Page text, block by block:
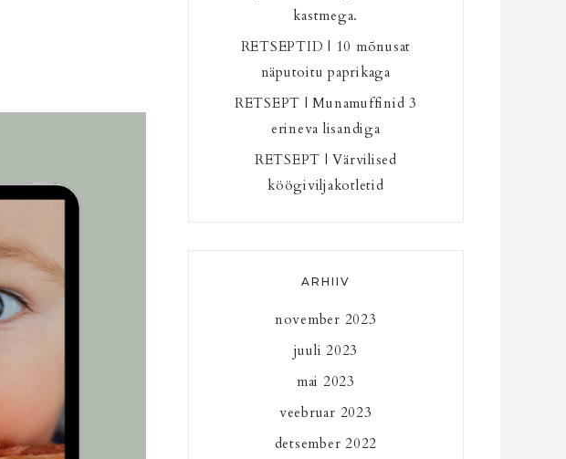
kastmega.
RETSEPTID | 10 mõnusat
näputoitu paprikaga
RETSEPT | Munamuffinid 3
erineva lisandiga
RETSEPT | Värvilised
köögiviljakotletid
ARHIIV
november 2023
juuli 2023
mai 2023
veebruar 2023
detsember 2022